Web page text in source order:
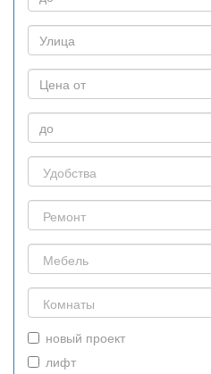
новый проект
лифт